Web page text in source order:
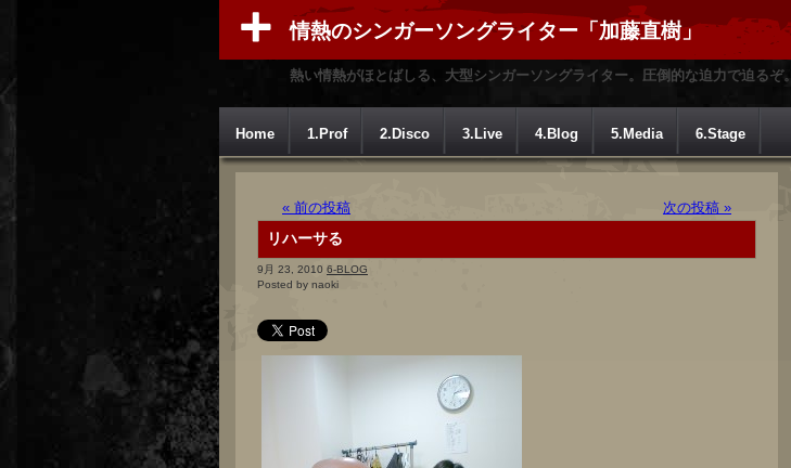
情熱のシンガーソングライター「加藤直樹」
熱い情熱がほとばしる、大型シンガーソングライター。圧倒的な迫力で迫るぞ。
Home 1.Prof 2.Disco 3.Live 4.Blog 5.Media 6.Stage
« 前の投稿 次の投稿 »
リハーサる
9月 23, 2010 6-BLOG
Posted by naoki